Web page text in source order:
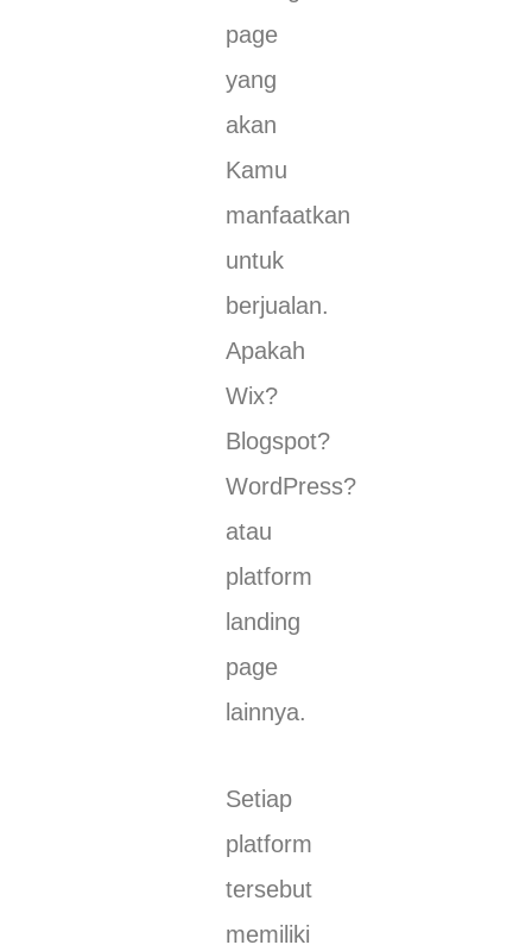
page
yang
akan
Kamu
manfaatkan
untuk
berjualan.
Apakah
Wix?
Blogspot?
WordPress?
atau
platform
landing
page
lainnya.
Setiap
platform
tersebut
memiliki